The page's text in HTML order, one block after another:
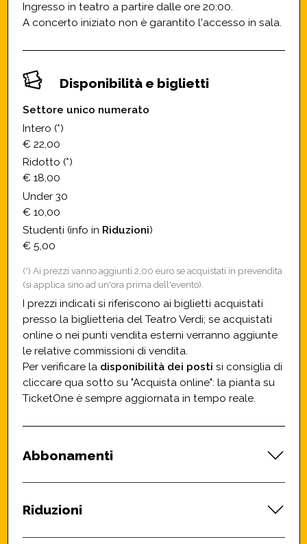
Ingresso in teatro a partire dalle ore 20:00.
A concerto iniziato non è garantito l'accesso in sala.
Disponibilità e biglietti
Settore unico numerato
Intero (*)
€ 22,00
Ridotto (*)
€ 18,00
Under 30
€ 10,00
Studenti (info in Riduzioni)
€ 5,00
(*) Ai prezzi vanno aggiunti 2,00 euro se acquistati in prevendita
(si applica sino ad un'ora prima dell'evento).
I prezzi indicati si riferiscono ai biglietti acquistati
presso la biglietteria del Teatro Verdi; se acquistati
online o nei punti vendita esterni verranno aggiunte
le relative commissioni di vendita.
Per verificare la disponibilità dei posti si consiglia di
cliccare qua sotto su "Acquista online": la pianta su
TicketOne è sempre aggiornata in tempo reale.
Abbonamenti
Riduzioni